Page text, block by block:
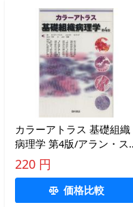
カラーアトラス 基礎組織
病理学 第4版/アラン・ス
ティーヴンス(著者),J.S.ロ
ウ他(著者)
220 円
価格比較